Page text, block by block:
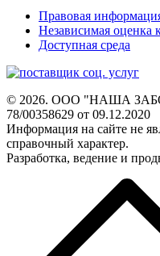
Правовая
Независимая оценка
Доступная среда
© 2026. ООО "НАША
78/00358629 от 09.12.2020
Информация на сайте не
справочный характер.
Разработка, ведение и